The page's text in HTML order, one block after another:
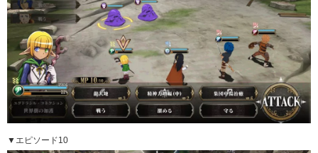
▼エピソード10